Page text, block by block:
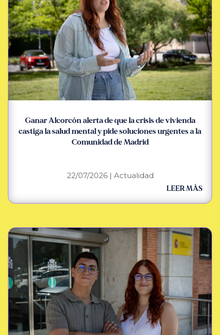
Ganar Alcorcón alerta de que la crisis de vivienda
castiga la salud mental y pide soluciones urgentes a la
Comunidad de Madrid
22/07/2026| Actualidad
LEER MÁS